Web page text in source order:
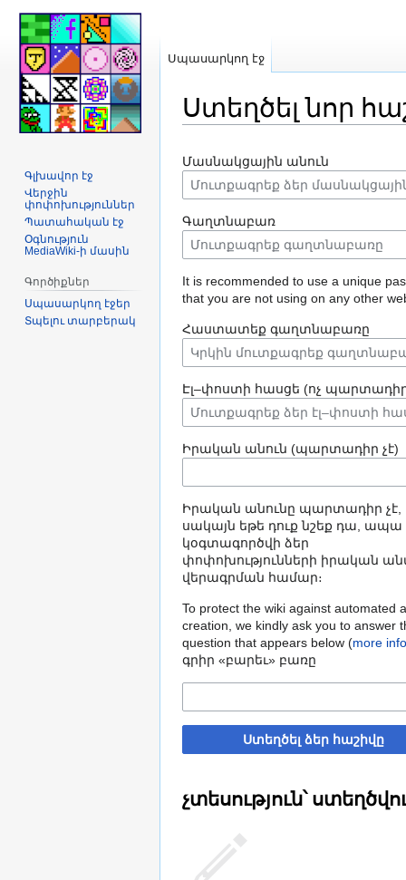
Ստեղծել նոր
to
navigation
to
search
Մասնակցային անուն
Գաղտնաբառ
It is recommended to use a unique
that you are not using on any other
Հաստատեք գաղտնաբառը
Էլ–փոստի հասցե (ոչ
Իրական անուն (պարտադիր չէ)
Իրական անունը պարտադիր չէ,
սակայն եթե դուք նշեք դա, ապա
կօգտագործվի ձեր
փոփոխությունների իրական
վերագրման համար։
To protect the wiki against automated
creation, we kindly ask you to answer
question that appears below (more info
գրիր «բարեւ» բառը
Ստեղծել ձեր հաշիվը
չտեսություն՝
Սպասարկող էջ
Գլխավոր էջ
Վերջին
փոփոխություններ
Պատահական էջ
Օգնություն
MediaWiki-ի մասին
Գործիքներ
Սպասարկող էջեր
Տպելու տարբերակ